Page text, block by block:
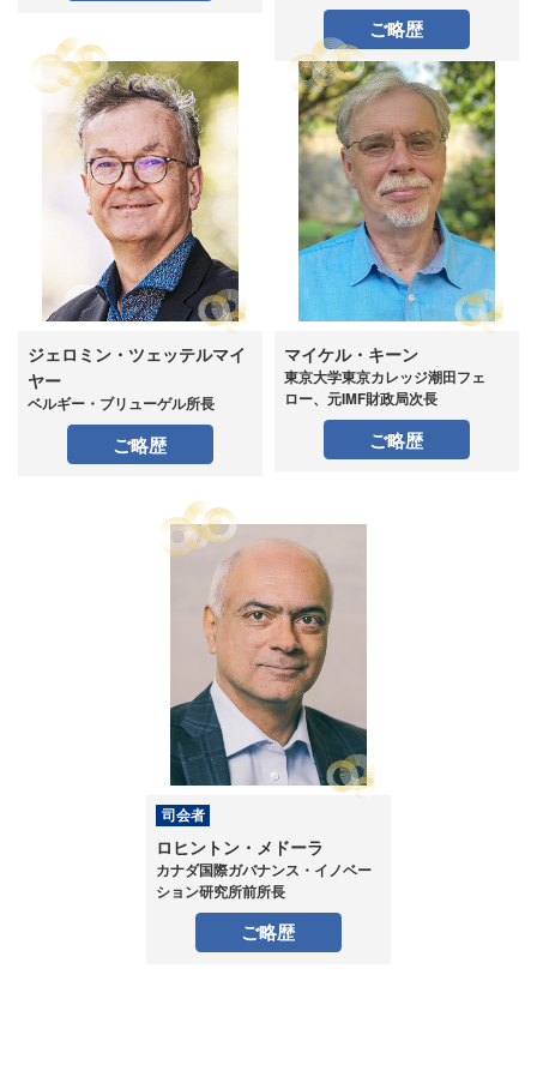
ご略歴
ジェロミン・ツェッテルマイ
ヤー
ベルギー・ブリューゲル所長
ご略歴
マイケル・キーン
東京大学東京カレッジ潮田フェ
ロー、元IMF財政局次長
ご略歴
司会者
ロヒントン・メドーラ
カナダ国際ガバナンス・イノベー
ション研究所前所長
ご略歴